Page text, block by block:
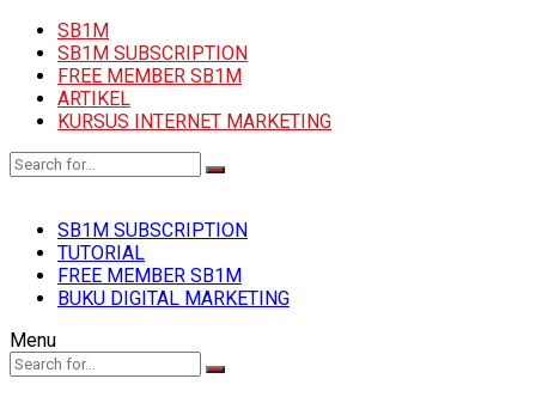
SB1M
SB1M SUBSCRIPTION
FREE MEMBER SB1M
ARTIKEL
KURSUS INTERNET MARKETING
SB1M SUBSCRIPTION
TUTORIAL
FREE MEMBER SB1M
BUKU DIGITAL MARKETING
Menu